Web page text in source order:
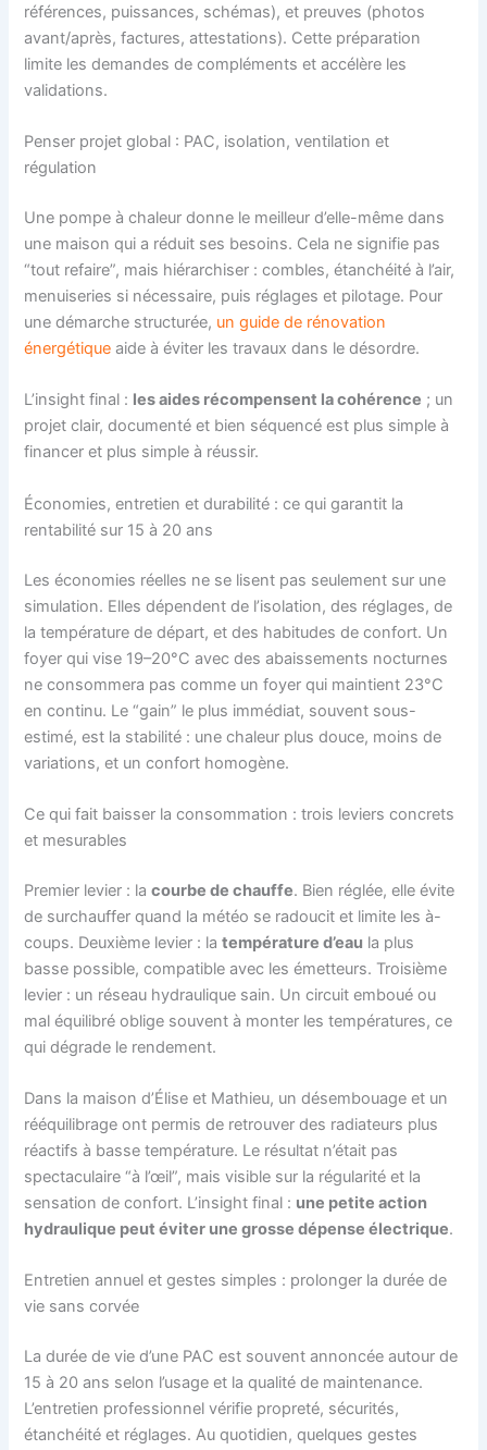
références, puissances, schémas), et preuves (photos
avant/après, factures, attestations). Cette préparation
limite les demandes de compléments et accélère les
validations.
Penser projet global : PAC, isolation, ventilation et
régulation
Une pompe à chaleur donne le meilleur d’elle-même dans
une maison qui a réduit ses besoins. Cela ne signifie pas
“tout refaire”, mais hiérarchiser : combles, étanchéité à l’air,
menuiseries si nécessaire, puis réglages et pilotage. Pour
une démarche structurée, un guide de rénovation
énergétique aide à éviter les travaux dans le désordre.
L’insight final : les aides récompensent la cohérence ; un
projet clair, documenté et bien séquencé est plus simple à
financer et plus simple à réussir.
Économies, entretien et durabilité : ce qui garantit la
rentabilité sur 15 à 20 ans
Les économies réelles ne se lisent pas seulement sur une
simulation. Elles dépendent de l’isolation, des réglages, de
la température de départ, et des habitudes de confort. Un
foyer qui vise 19–20°C avec des abaissements nocturnes
ne consommera pas comme un foyer qui maintient 23°C
en continu. Le “gain” le plus immédiat, souvent sous-
estimé, est la stabilité : une chaleur plus douce, moins de
variations, et un confort homogène.
Ce qui fait baisser la consommation : trois leviers concrets
et mesurables
Premier levier : lacourbe de chauffe. Bien réglée, elle évite
de surchauffer quand la météo se radoucit et limite les à-
coups. Deuxième levier : latempérature d’eau la plus
basse possible, compatible avec les émetteurs. Troisième
levier : un réseau hydraulique sain. Un circuit emboué ou
mal équilibré oblige souvent à monter les températures, ce
qui dégrade le rendement.
Dans la maison d’Élise et Mathieu, un désembouage et un
rééquilibrage ont permis de retrouver des radiateurs plus
réactifs à basse température. Le résultat n’était pas
spectaculaire “à l’œil”, mais visible sur la régularité et la
sensation de confort. L’insight final : une petite action
hydraulique peut éviter une grosse dépense électrique.
Entretien annuel et gestes simples : prolonger la durée de
vie sans corvée
La durée de vie d’une PAC est souvent annoncée autour de
15 à 20 ans selon l’usage et la qualité de maintenance.
L’entretien professionnel vérifie propreté, sécurités,
étanchéité et réglages. Au quotidien, quelques gestes